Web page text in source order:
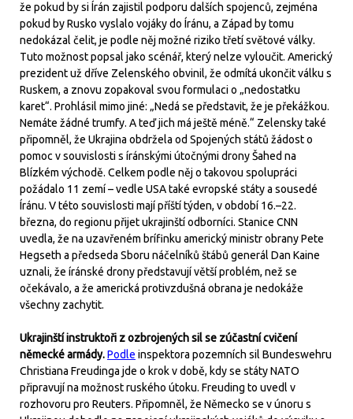
že pokud by si Írán zajistil podporu dalších spojenců, zejména
pokud by Rusko vyslalo vojáky do Íránu, a Západ by tomu
nedokázal čelit, je podle něj možné riziko třetí světové války.
Tuto možnost popsal jako scénář, který nelze vyloučit. Americký
prezident už dříve Zelenského obvinil, že odmítá ukončit válku s
Ruskem, a znovu zopakoval svou formulaci o „nedostatku
karet“. Prohlásil mimo jiné: „Nedá se představit, že je překážkou.
Nemáte žádné trumfy. A teď jich má ještě méně.“ Zelensky také
připomněl, že Ukrajina obdržela od Spojených států žádost o
pomoc v souvislosti s íránskými útočnými drony Šahed na
Blízkém východě. Celkem podle něj o takovou spolupráci
požádalo 11 zemí – vedle USA také evropské státy a sousedé
Íránu. V této souvislosti mají příští týden, v období 16.–22.
března, do regionu přijet ukrajinští odborníci. Stanice CNN
uvedla, že na uzavřeném brífinku americký ministr obrany Pete
Hegseth a předseda Sboru náčelníků štábů generál Dan Kaine
uznali, že íránské drony představují větší problém, než se
očekávalo, a že americká protivzdušná obrana je nedokáže
všechny zachytit.
Ukrajinští instruktoři z ozbrojených sil se zúčastní cvičení
německé armády.Podle inspektora pozemních sil Bundeswehru
Christiana Freudinga jde o krok v době, kdy se státy NATO
připravují na možnost ruského útoku. Freuding to uvedl v
rozhovoru pro Reuters. Připomněl, že Německo se v únoru s